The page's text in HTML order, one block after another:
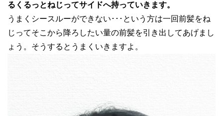
るくるっとねじってサイドへ持っていきます。
うまくシースルーができない･･･という方は一回前髪をね
じってそこから降ろしたい量の前髪を引き出してあげまし
ょう。そうするとうまくいきますよ。